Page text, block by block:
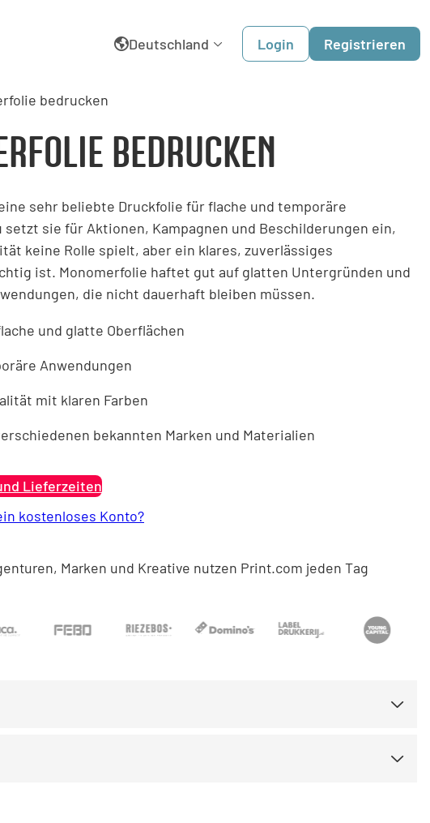
Deutschland
België
Dansk
España
Nederland
Österreich
Login Registrieren
bedrucken
BEDRUCKEN
sehr beliebte Druckfolie für flache und temporäre
setzt sie für Aktionen, Kampagnen und Beschilderungen ein,
keine Rolle spielt, aber ein klares, zuverlässiges
ist. Monomerfolie haftet gut auf glatten Untergründen und
die nicht dauerhaft bleiben müssen.
und glatte Oberflächen
Anwendungen
mit klaren Farben
bekannten Marken und Materialien
Lieferzeiten
kostenloses Konto?
Marken und Kreative nutzen Print.com jeden Tag